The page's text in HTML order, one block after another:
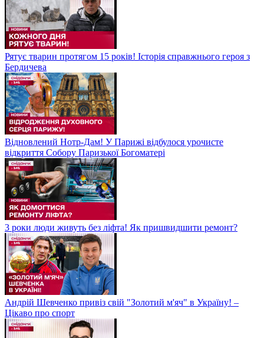
Рятує тварин протягом 15 років! Історія справжнього героя з
Бердичева
Відновлений Нотр-Дам! У Парижі відбулося урочисте
відкриття Собору Паризької Богоматері
3 роки люди живуть без ліфта! Як пришвидшити ремонт?
Андрій Шевченко привіз свій "Золотий м'яч" в Україну! –
Цікаво про спорт